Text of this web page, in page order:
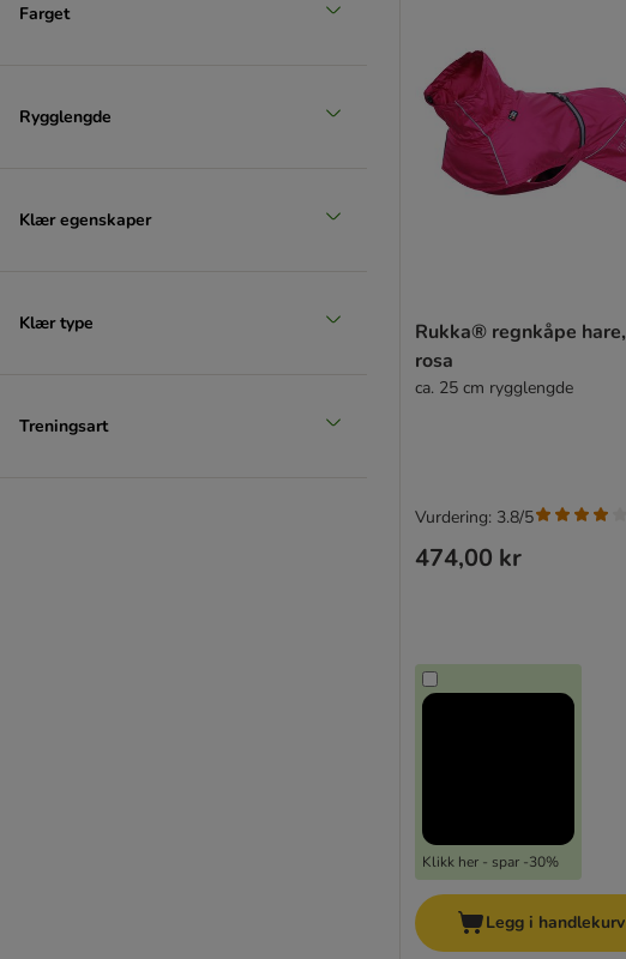
Farget
Rygglengde
Klær egenskaper
Klær type
Treningsart
Rukka® regnkåpe hare,
rosa
ca. 25 cm rygglengde
474,00 kr
Klikk her - spar -30%
Vurdering: 3.8/5
Legg i handlekurv